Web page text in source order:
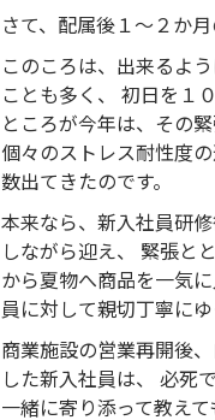
さて、配属後１～２か
このころは、出来るよ
ことも多く、 初日を１
ところが今年は、その
個々のストレス耐性度
数出てきたのです。
本来なら、新入社員研
しながら迎え、 緊張と
から夏物へ商品を一気
員に対して親切丁寧に
商業施設の営業再開後
した新入社員は、 必死
一緒に寄り添って教え